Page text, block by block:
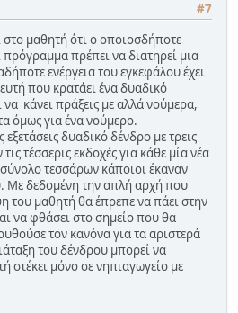
#7
μαθητή ότι ο οποιοσδήποτε
πρέπει να διατηρεί μια
ενέργεια του εγκεφάλου έχει
που κρατάει ένα δυαδικό
κάνει πράξεις με αλλά νούμερα,
όμως για ένα νούμερο.
δυαδικό δένδρο με τρεις
τέσσερις εκδοχές για κάθε μία νέα
τεσσάρων κάποιοι έκαναν
Με δεδομένη την απλή αρχή που
του μαθητή θα έπρεπε να πάει στην
να φθάσει στο σημείο που θα
τον κανόνα για τα αριστερά
του δένδρου μπορεί να
στέκει μόνο σε νηπιαγωγείο με